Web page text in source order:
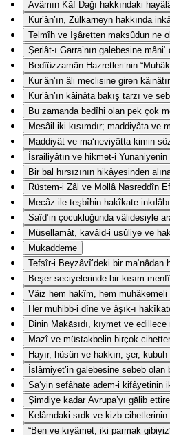
Avâmın Kāf Dağı hakkındaki
Kur’ân’ın, Zülkarneyn hakkında
Telmîh ve İşâretten maksûdun ne
Şeriât-ı Garra’nın galebesine
Bedîüzzamân Hazretleri’nin
Kur’ân’ın âli meclisine giren
Kur’ân’ın kâinâta bakış tarzı ve
Bu zamanda bedîhi olan pek çok
Mesâil iki kısımdır; maddiyâta ve
Maddiyât ve ma‘neviyâtta kimin
İsrailiyâtın ve hikmet-i Yunaniyenin
Bir bal hırsızının hikâyesinden
Rüstem-i Zâl ve Mollâ Nasreddîn
Mecâz ile teşbîhin hakîkate
Saîd’in çocukluğunda vâlidesiyle
Müsellamât, kavâid-i usûliye ve
Mukaddeme
Tefsîr-i Beyzâvî’deki bir ma‘nâdan
Beşer seciyelerinde bir kısım
Vâiz hem hakîm, hem muhâkemeli
Her muhibb-i dîne ve âşık-ı
Dinin Makāsıdı, kıymet ve
Mazî ve müstakbelin birçok
Hayır, hüsün ve hakkın, şer,
İslâmiyet’in galebesine sebeb olan
Sa‘yin sefâhate adem-i kifâyetinin
Şimdiye kadar Avrupa’yı gālib
Kelâmdaki sıdk ve kizb
“Ben ve kıyâmet, iki parmak